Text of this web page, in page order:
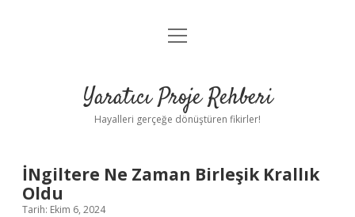
Anasayfa
Yasal Uyarı
menüyü
Yaratıcı Proje Rehberi
Hayalleri gerçeğe dönüştüren fikirler!
İNgiltere Ne Zaman Birleşik Krallık
Oldu
Tarih: Ekim 6, 2024